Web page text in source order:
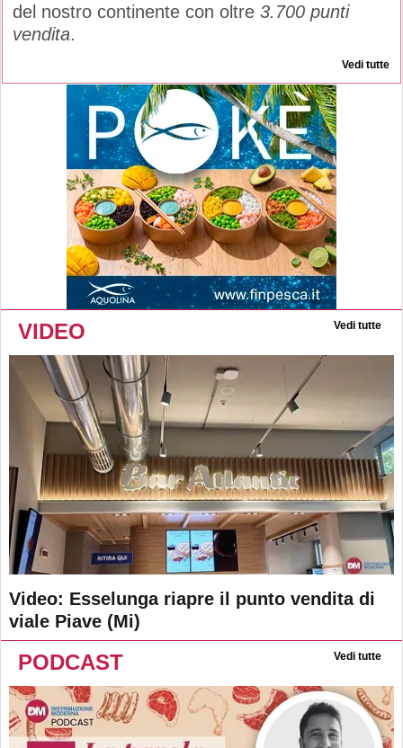
del nostro continente con oltre 3.700 punti
vendita.
Vedi tutte
VIDEO Vedi tutte
Video: Esselunga riapre il punto vendita di
viale Piave (Mi)
PODCAST Vedi tutte